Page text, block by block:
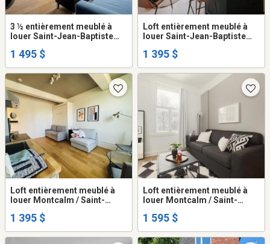
3 ½ entièrement meublé à
louer Saint-Jean-Baptiste
1 495 $
Loft entièrement meublé à
louer Saint-Jean-Baptiste
1 395 $
Loft entièrement meublé à
louer Montcalm / Saint-
1 395 $
Loft entièrement meublé à
louer Montcalm / Saint-
1 595 $